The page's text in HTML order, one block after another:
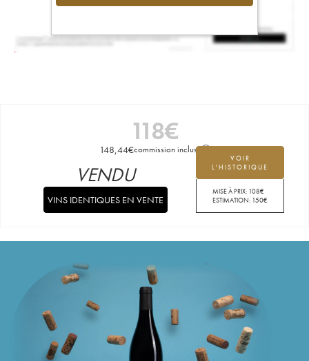
118€
148,44€commission incluse
VOIR
L'HISTORIQUE
MISE À PRIX: 108€
ESTIMATION: 150€
VENDU
VINS IDENTIQUES EN VENTE